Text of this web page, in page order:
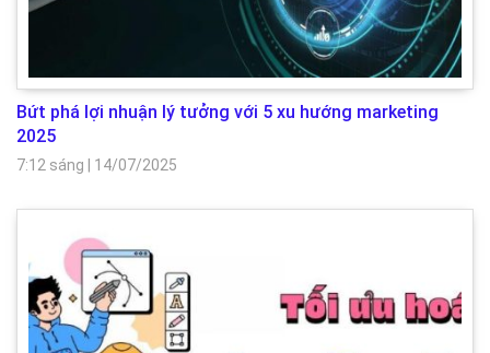
Bứt phá lợi nhuận lý tưởng với 5 xu hướng marketing
2025
7:12 sáng 14/07/2025